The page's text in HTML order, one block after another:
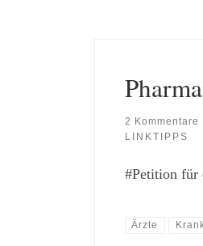
2 Kommentare
LINKTIPPS
#Petition für
Ärzte